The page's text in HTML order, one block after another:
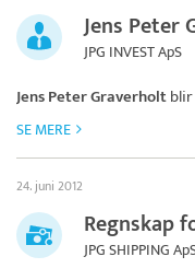
Jens Peter
JPG INVEST ApS
Jens Peter Graverholt
SE MERE
24. juni 2012
Regnskap
JPG SHIPPING